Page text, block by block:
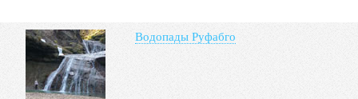
Водопады Руфабго